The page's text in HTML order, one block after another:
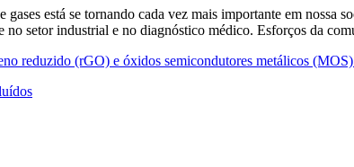
gases está se tornando cada vez mais importante em
no setor industrial e no diagnóstico médico. Esforços da
reduzido (rGO) e óxidos semicondutores metálicos